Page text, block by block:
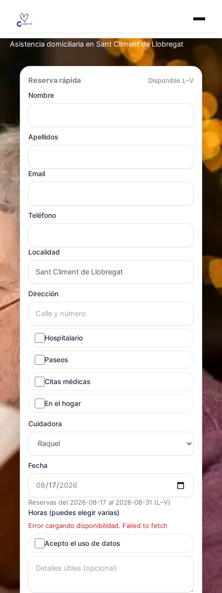
contenido
Asistencia domiciliaria en Sant Climent de Llobregat
Reserva rápida
Disponible L–V
Nombre
Apellidos
Email
Teléfono
Localidad
Dirección
Hospitalario
Paseos
Citas médicas
En el hogar
Cuidadora
Fecha
Reservas del 2026-08-17 al 2026-08-31 (L–V)
Horas (puedes elegir varias)
Error cargando disponibilidad. Failed to fetch
Acepto el uso de datos